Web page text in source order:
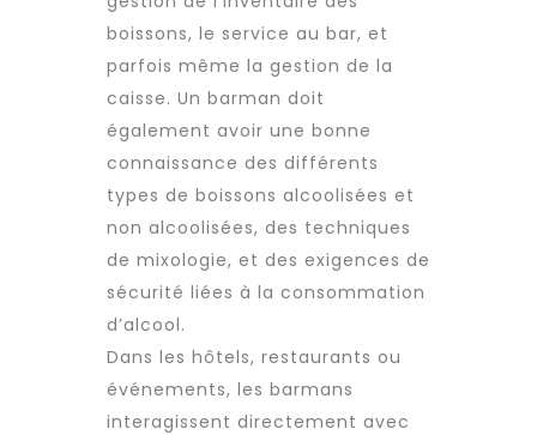
boissons, le service au bar, et
parfois même la gestion de la
caisse. Un barman doit
également avoir une bonne
connaissance des différents
types de boissons alcoolisées et
non alcoolisées, des techniques
de mixologie, et des exigences de
sécurité liées à la consommation
d’alcool.
Dans les hôtels, restaurants ou
événements, les barmans
interagissent directement avec